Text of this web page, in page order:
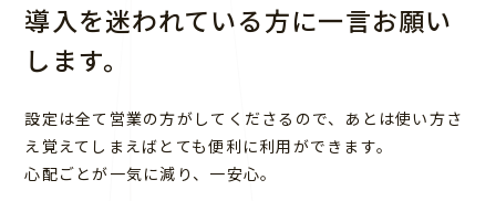
導入を迷われている方に一言お願い
します。
設定は全て営業の方がしてくださるので、あとは使い方さ
え覚えてしまえばとても便利に利用ができます。
心配ごとが一気に減り、一安心。